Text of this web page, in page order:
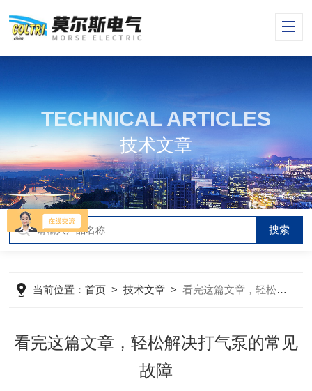
TECHNICAL ARTICLES
技术文章
当前位置：首页 >技术文章 >看完这篇文章，轻松解决打气泵的常见故障
看完这篇文章，轻松解决打气泵的常见
故障